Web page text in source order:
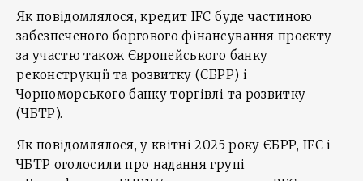
Як повідомлялося, кредит IFC буде частиною
забезпеченого боргового фінансування проєкту
за участю також Європейського банку
реконструкції та розвитку (ЄБРР) і
Чорноморського банку торгівлі та розвитку
(ЧБТР).
Як повідомлялося, у квітні 2025 року ЄБРР, IFC і
ЧБТР оголосили про надання групі